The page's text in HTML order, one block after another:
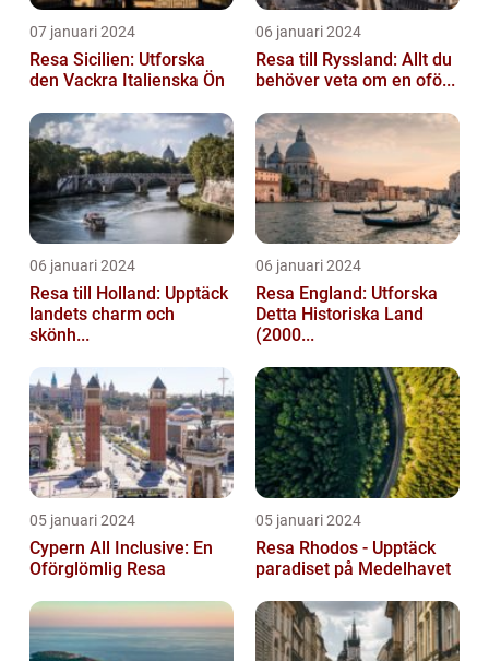
07 januari 2024
Resa Sicilien: Utforska
den Vackra Italienska Ön
06 januari 2024
Resa till Ryssland: Allt du
behöver veta om en ofö...
06 januari 2024
Resa till Holland: Upptäck
landets charm och
skönh...
06 januari 2024
Resa England: Utforska
Detta Historiska Land
(2000...
05 januari 2024
Cypern All Inclusive: En
Oförglömlig Resa
05 januari 2024
Resa Rhodos - Upptäck
paradiset på Medelhavet